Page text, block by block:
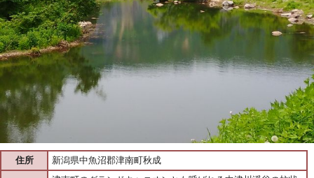
住所 新潟県中魚沼郡津南町秋成